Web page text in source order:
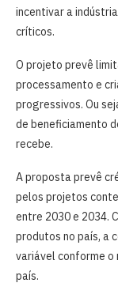
incentivar a
críticos.
O projeto prevê
processamento e
progressivos. Ou
de beneficiamento
recebe.
A proposta prevê
pelos projetos
entre 2030 e 2034.
produtos no país, a
variável conforme o
país.